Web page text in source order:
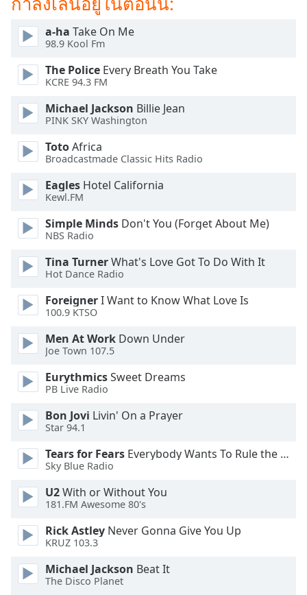
Area
Background
Color
Opacity
Font
Size
Text
Done
Close
Dialog
End
dialog
a-ha Take On Me
98.9 Kool Fm
The Police Every Breath You Take
KCRE 94.3 FM
Michael Jackson Billie Jean
PINK SKY Washington
TotoAfrica
Broadcastmade Classic Hits Radio
Eagles Hotel California
Kewl.FM
Simple Minds Don't You (Forget About Me)
NBS Radio
Tina TurnerWhat's Love Got To Do With It
Hot Dance Radio
ForeignerI Want to Know What Love Is
100.9 KTSO
Men At Work Down Under
Joe Town 107.5
EurythmicsSweet Dreams
PB Live Radio
Bon Jovi Livin' On a Prayer
Star 94.1
Tears for Fears Everybody Wants To Rule the World
Sky Blue Radio
U2With or Without You
181.FM Awesome 80's
Rick Astley Never Gonna Give You Up
KRUZ 103.3
Michael Jackson Beat It
The Disco Planet